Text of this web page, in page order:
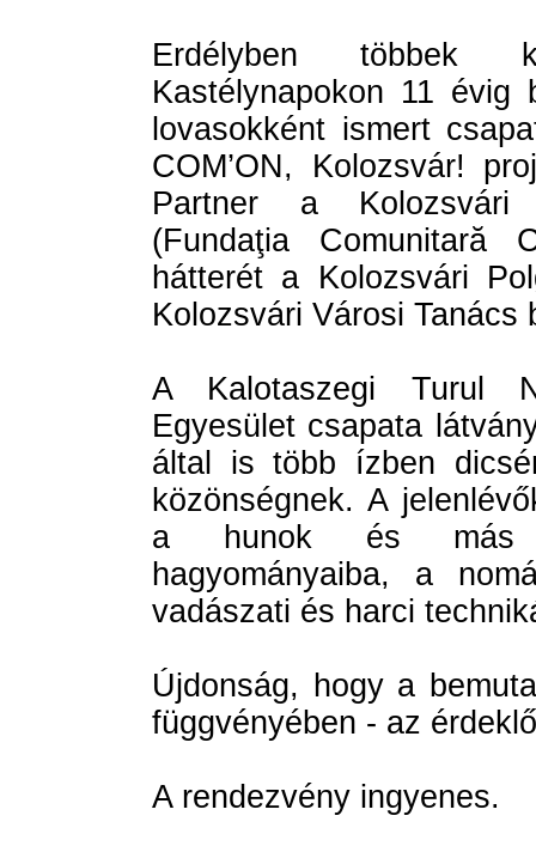
Erdélyben többek
Kastélynapokon 11 évig
lovasokként ismert
COM’ON, Kolozsvár!
Partner a Kolozsvári
(Fundaţia Comunitară
hátterét a Kolozsvári
Kolozsvári Városi Tanács
A Kalotaszegi Turul
Egyesület csapata
által is több ízben
közönségnek. A
a hunok és más
hagyományaiba, a
vadászati és harci
Újdonság, hogy a
függvényében - az
A rendezvény ingyenes.